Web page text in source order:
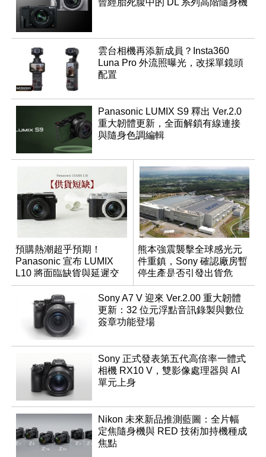
雲台相機再添新成員？Insta360
Luna Pro 外流照曝光，改採單鏡頭
配置
Panasonic LUMIX S9 釋出 Ver.2.0
重大韌體更新，全面解鎖有線連接
與隨身色調編輯
預購熱潮超乎預期！
Panasonic 宣布 LUMIX
L10 將面臨缺貨與延遲交
貨時間
熊本強震襲擊全球感光元
件重鎮，Sony 確認廠房暫
停生產是否引發出貨危
機？
Sony A7 V 迎來 Ver.2.00 重大韌體
更新：32 位元浮點音訊錄製與數位
簽章功能登場
Sony 正式發表第五代高倍率一體式
相機 RX10 V，雙影像處理器與 AI
單元上身
Nikon 未來新品推測藍圖：全片幅
定焦隨身機與 RED 技術加持機種成
焦點